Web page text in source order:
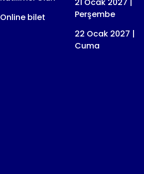
Online bilet
Perşembe
22 Ocak 2027 |
Cuma